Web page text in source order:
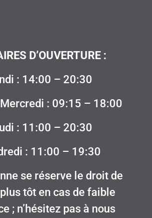
D’OUVERTURE :
: 14:00 – 20:30
: 09:15 – 18:00
: 11:00 – 20:30
: 11:00 – 19:30
se réserve le droit de
tôt en cas de faible
; n’hésitez pas à nous